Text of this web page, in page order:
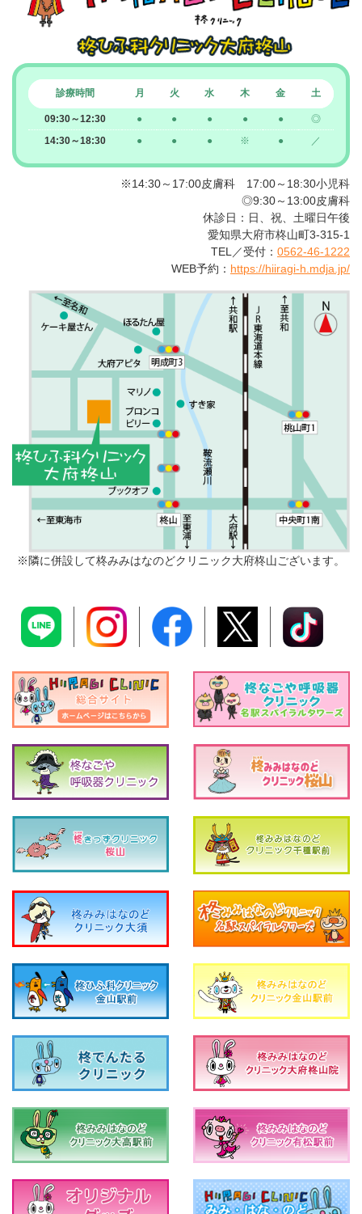
診療時間 月 火 水 木 金 土
09:30～12:30 ● ● ● ● ●
◎
14:30～18:30
● ● ● ※ ● ／
※14:30～17:00皮膚科 17:00～18:30小児科
◎9:30～13:00皮膚科
休診日：日、祝、土曜日午後
愛知県大府市柊山町3-315-1
TEL／受付： 0562-46-1222
WEB予約： https://hiiragi-h.mdja.jp/
※隣に併設して柊みみはなのどクリニック大府柊山ございます。